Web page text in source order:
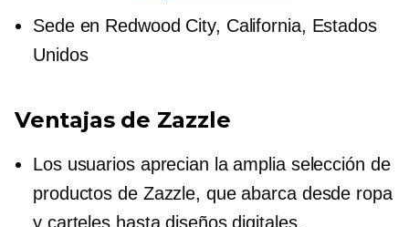
Sede en Redwood City, California, Estados
Unidos
Ventajas de Zazzle
Los usuarios aprecian la amplia selección de
productos de Zazzle, que abarca desde ropa
y carteles hasta diseños digitales.